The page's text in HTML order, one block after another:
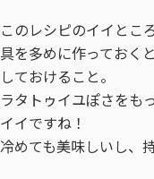
このレシピのイイところ
具を多めに作っておく
しておけること。
ラタトゥイユぽさをも
イイですね！
冷めても美味しいし、